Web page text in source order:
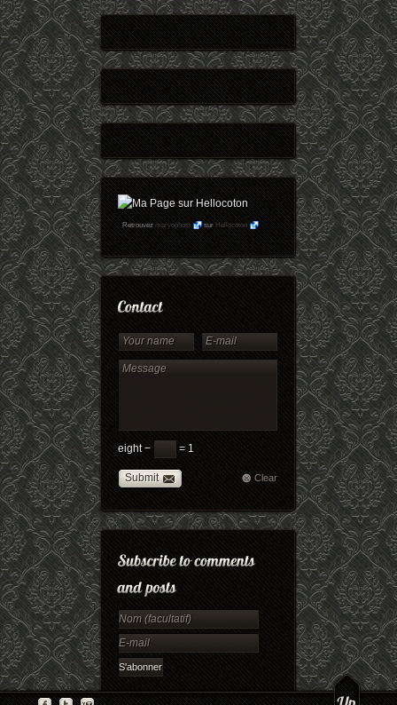
Retrouvezmaryophoto surHellocoton
eight − = 1
Submit Clear